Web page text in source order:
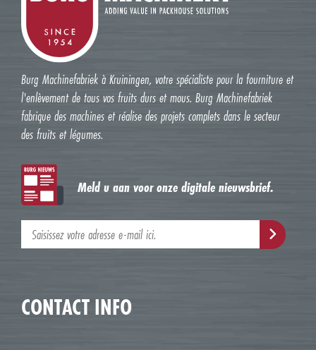
Burg Machinefabriek à Kruiningen, votre spécialiste pour la fourniture et
l'enlèvement de tous vos fruits durs et mous. Burg Machinefabriek
fabrique des machines et réalise des projets complets dans le secteur
des fruits et légumes.
Meld u aan voor onze digitale nieuwsbrief.
CONTACT INFO